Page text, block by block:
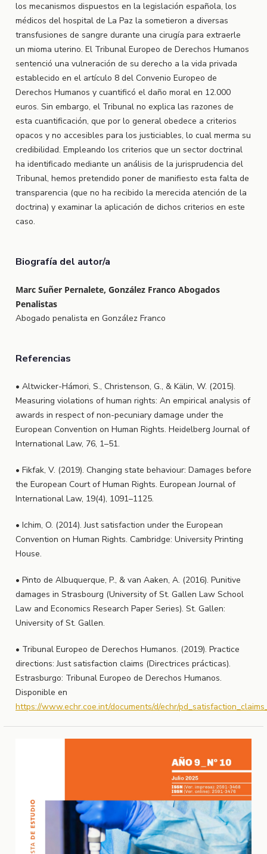
los mecanismos dispuestos en la legislación española, los
médicos del hospital de La Paz la sometieron a diversas
transfusiones de sangre durante una cirugía para extraerle
un mioma uterino. El Tribunal Europeo de Derechos Humanos
sentenció una vulneración de su derecho a la vida privada
establecido en el artículo 8 del Convenio Europeo de
Derechos Humanos y cuantificó el daño moral en 12.000
euros. Sin embargo, el Tribunal no explica las razones de
esta cuantificación, que por lo general obedece a criterios
opacos y no accesibles para los justiciables, lo cual merma su
credibilidad. Empleando los criterios que un sector doctrinal
ha identificado mediante un análisis de la jurisprudencia del
Tribunal, hemos pretendido poner de manifiesto esta falta de
transparencia (que no ha recibido la merecida atención de la
doctrina) y examinar la aplicación de dichos criterios en este
caso.
Biografía del autor/a
Marc Suñer Pernalete, González Franco Abogados
Penalistas
Abogado penalista en González Franco
Referencias
• Altwicker-Hámori, S., Christenson, G., & Kälin, W. (2015).
Measuring violations of human rights: An empirical analysis of
awards in respect of non-pecuniary damage under the
European Convention on Human Rights. Heidelberg Journal of
International Law, 76, 1–51.
• Fikfak, V. (2019). Changing state behaviour: Damages before
the European Court of Human Rights. European Journal of
International Law, 19(4), 1091–1125.
• Ichim, O. (2014). Just satisfaction under the European
Convention on Human Rights. Cambridge: University Printing
House.
• Pinto de Albuquerque, P., & van Aaken, A. (2016). Punitive
damages in Strasbourg (University of St. Gallen Law School
Law and Economics Research Paper Series). St. Gallen:
University of St. Gallen.
• Tribunal Europeo de Derechos Humanos. (2019). Practice
directions: Just satisfaction claims (Directrices prácticas).
Estrasburgo: Tribunal Europeo de Derechos Humanos.
Disponible en
https://www.echr.coe.int/documents/d/echr/